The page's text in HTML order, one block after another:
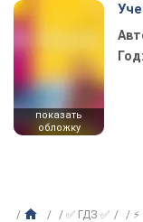
показать
обложку
Год:
✅ ГДЗ ✅